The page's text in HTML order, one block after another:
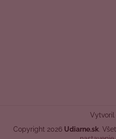
Vytvoril
Copyright 2026 Udiarne.sk.